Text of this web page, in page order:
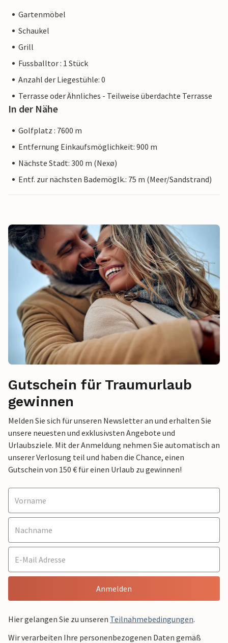
Gartenmöbel
Schaukel
Grill
Fussballtor : 1 Stück
Anzahl der Liegestühle: 0
Terrasse oder Ähnliches - Teilweise überdachte Terrasse
In der Nähe
Golfplatz : 7600 m
Entfernung Einkaufsmöglichkeit: 900 m
Nächste Stadt: 300 m (Nexø)
Entf. zur nächsten Bademöglk.: 75 m (Meer/Sandstrand)
Gutschein für Traumurlaub
gewinnen
Melden Sie sich für unseren Newsletter an und erhalten Sie
unsere neuesten und exklusivsten Angebote und
Urlaubsziele. Mit der Anmeldung nehmen Sie automatisch an
unserer Verlosung teil und haben die Chance, einen
Gutschein von 150 € für einen Urlaub zu gewinnen!
Anmelden
Hier gelangen Sie zu unseren Teilnahmebedingungen.
Wir verarbeiten Ihre personenbezogenen Daten gemäß